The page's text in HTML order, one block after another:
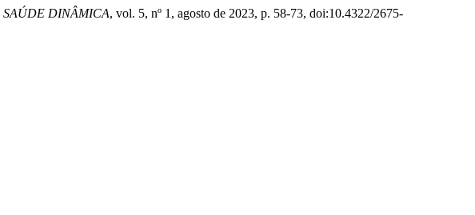
SAÚDE DINÂMICA, vol. 5, nº 1, agosto de 2023, p. 58-73, doi:10.4322/2675-